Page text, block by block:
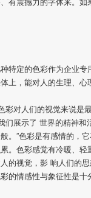
有震撼力的字体来。
特定的色彩作为企业
上，能对人的生理、心
彩对人们的视觉来说
们展示了 世界的精神
。”色彩是有感情的，
。色彩感觉有冷暖、轻
的视觉，影 响人们的
的情感性与象征性是十